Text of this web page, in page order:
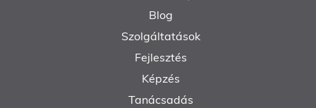
Blog
Szolgáltatások
Fejlesztés
Képzés
Tanácsadás